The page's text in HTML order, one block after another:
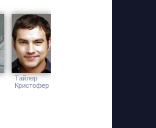
Тайлер
Кристофер